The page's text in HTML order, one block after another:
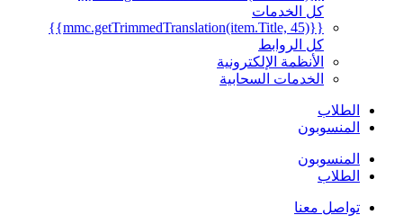
كل الخدمات
{{mmc.getTrimmedTranslation(item.Title, 45)}}
كل الروابط
الأنظمة الإلكترونية
الخدمات السحابية
الطلاب
المنسوبون
المنسوبون
الطلاب
تواصل معنا